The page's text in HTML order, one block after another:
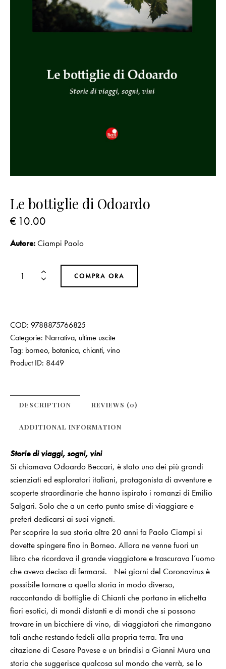
Le bottiglie di Odoardo
€ 10.00
Autore:Ciampi Paolo
COMPRA ORA
COD: 9788875766825
Categorie: Narrativa, ultime uscite
Tag: borneo, botanica, chianti, vino
Product ID: 8449
DESCRIPTION REVIEWS (0)
ADDITIONAL INFORMATION
Storie di viaggi, sogni, vini
Si chiamava Odoardo Beccari, è stato uno dei più grandi
scienziati ed esploratori italiani, protagonista di avventure e
scoperte straordinarie che hanno ispirato i romanzi di Emilio
Salgari. Solo che a un certo punto smise di viaggiare e
preferì dedicarsi ai suoi vigneti.
Per scoprire la sua storia oltre 20 anni fa Paolo Ciampi si
dovette spingere fino in Borneo. Allora ne venne fuori un
libro che ricordava il grande viaggiatore e trascurava l’uomo
che aveva deciso di fermarsi. Nei giorni del Coronavirus è
possibile tornare a quella storia in modo diverso,
raccontando di bottiglie di Chianti che portano in etichetta
fiori esotici, di mondi distanti e di mondi che si possono
trovare in un bicchiere di vino, di viaggiatori che rimangano
tali anche restando fedeli alla propria terra. Tra una
citazione di Cesare Pavese e un brindisi a Gianni Mura una
storia che suggerisce qualcosa sul mondo che verrà, se lo